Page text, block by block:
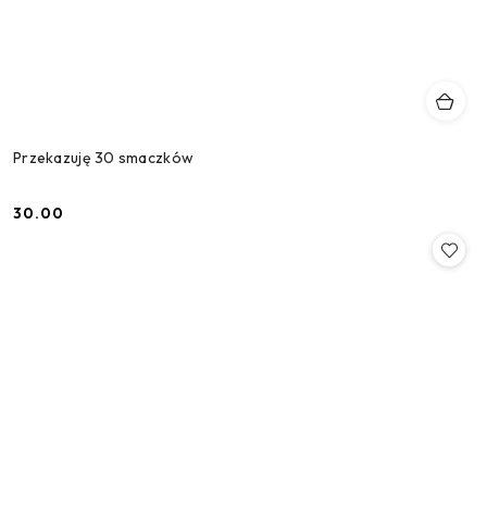
Przekazuję 30 smaczków
Cena:
30.00